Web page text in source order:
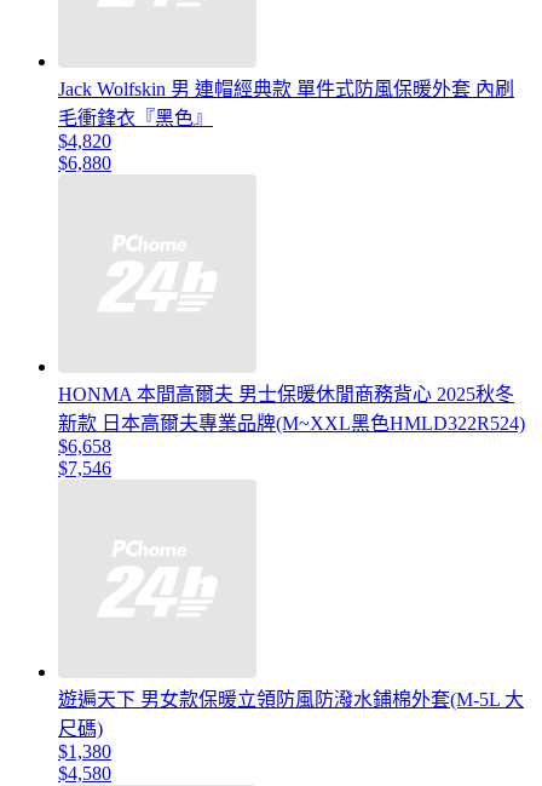
Jack Wolfskin 男 連帽經典款 單件式防風保暖外套 內刷
毛衝鋒衣『黑色』
$4,820
$6,880
HONMA 本間高爾夫 男士保暖休閒商務背心 2025秋冬
新款 日本高爾夫專業品牌(M~XXL黑色HMLD322R524)
$6,658
$7,546
遊遍天下 男女款保暖立領防風防潑水鋪棉外套(M-5L 大
尺碼)
$1,380
$4,580